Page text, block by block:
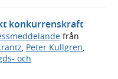
konkurrenskraft
från
Peter Kullgren
och